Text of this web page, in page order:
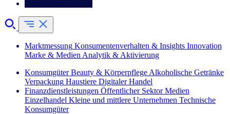
Marktmessung Konsumentenverhalten & Insights Innovation
Marke & Medien Analytik & Aktivierung
Konsumgüter Beauty & Körperpflege Alkoholische Getränke
Verpackung Haustiere Digitaler Handel
Finanzdienstleistungen Öffentlicher Sektor Medien
Einzelhandel Kleine und mittlere Unternehmen Technische
Konsumgüter